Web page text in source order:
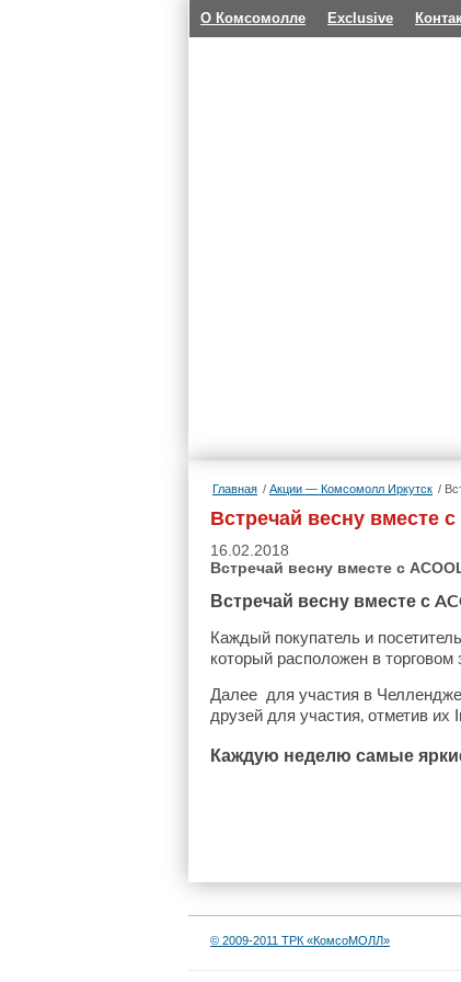
О Комсомолле Exclusive
Главная Акции — Комсомолл Иркутск
Встречай весну вместе
16.02.2018
Встречай весну вместе с
Встречай весну вместе с
Каждый покупатель и посетитель
который расположен в торговом
Далее для участия в Челлендже
друзей для участия, отметив их
Каждую неделю самые
© 2009-2011 ТРК «КомсоМОЛЛ»